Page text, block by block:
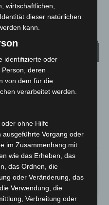
s 34%
°
MO.
35°
DI.
17
wirtschaftlichen,
dieser natürlichen
kann.
identifizierte oder
deren
von dem für die
verarbeitet werden.
ohne Hilfe
Vorgang oder
im Zusammenhang mit
wie das Erheben, das
das Ordnen, die
oder Veränderung, das
Verwendung, die
Verbreitung oder